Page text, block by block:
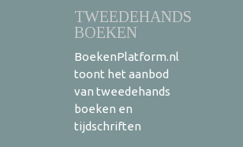
TWEEDEHANDS
BOEKEN
BoekenPlatform.nl
toont het aanbod
van tweedehands
boeken en
tijdschriften